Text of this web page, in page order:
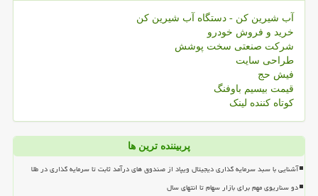
آب شیرین کن - دستگاه آب شیرین کن
خرید و فروش خودرو
شرکت صنعتی سخت پوشش
طراحی سایت
فیش حج
قیمت بیسیم باوفنگ
کوتاه کننده لینک
پربیننده ترین ها
آشنایی با سبد سرمایه گذاری دیجیتال ویپاد از صندوق های درآمد ثابت تا سرمایه گذاری در طلا
دو سناریوی مهم برای بازار سهام تا انتهای سال